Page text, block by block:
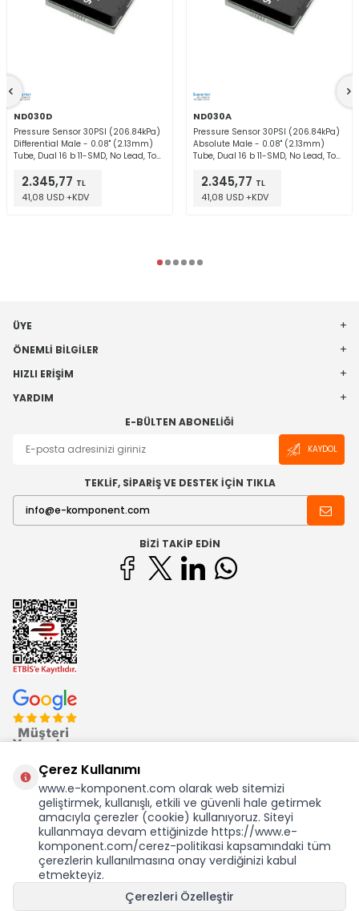
KDV Dahil Birim Fiyat
ND030D
Pressure Sensor 30PSI (206.84kPa)
Differential Male - 0.08" (2.13mm)
Tube, Dual 16 b 11-SMD, No Lead, Top
2.345,77 TL
41,08 USD +KDV
ND030A
Pressure Sensor 30PSI (206.84kPa)
Absolute Male - 0.08" (2.13mm)
Tube, Dual 16 b 11-SMD, No Lead, Top
2.345,77 TL
41,08 USD +KDV
ÜYE
ÖNEMLI BILGILER
HIZLI ERIŞIM
YARDIM
E-BÜLTEN ABONELIĞI
KAYDOL
TEKLİF, SİPARİŞ VE DESTEK İÇİN TIKLA
BIZI TAKIP EDIN
Ekom Elk. Elektronik San. ve Tic. A.Ş.'nin Tescilli Bir Markasıdır
Çerez Kullanımı
www.e-komponent.com olarak web sitemizi
geliştirmek, kullanışlı, etkili ve güvenli hale getirmek
amacıyla çerezler (cookie) kullanıyoruz. Siteyi
kullanmaya devam ettiğinizde https://www.e-
komponent.com/cerez-politikasi kapsamındaki tüm
çerezlerin kullanılmasına onay verdiğinizi kabul
etmekteyiz.
Çerezleri Özelleştir